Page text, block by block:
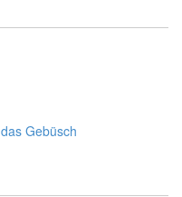
das Gebüsch